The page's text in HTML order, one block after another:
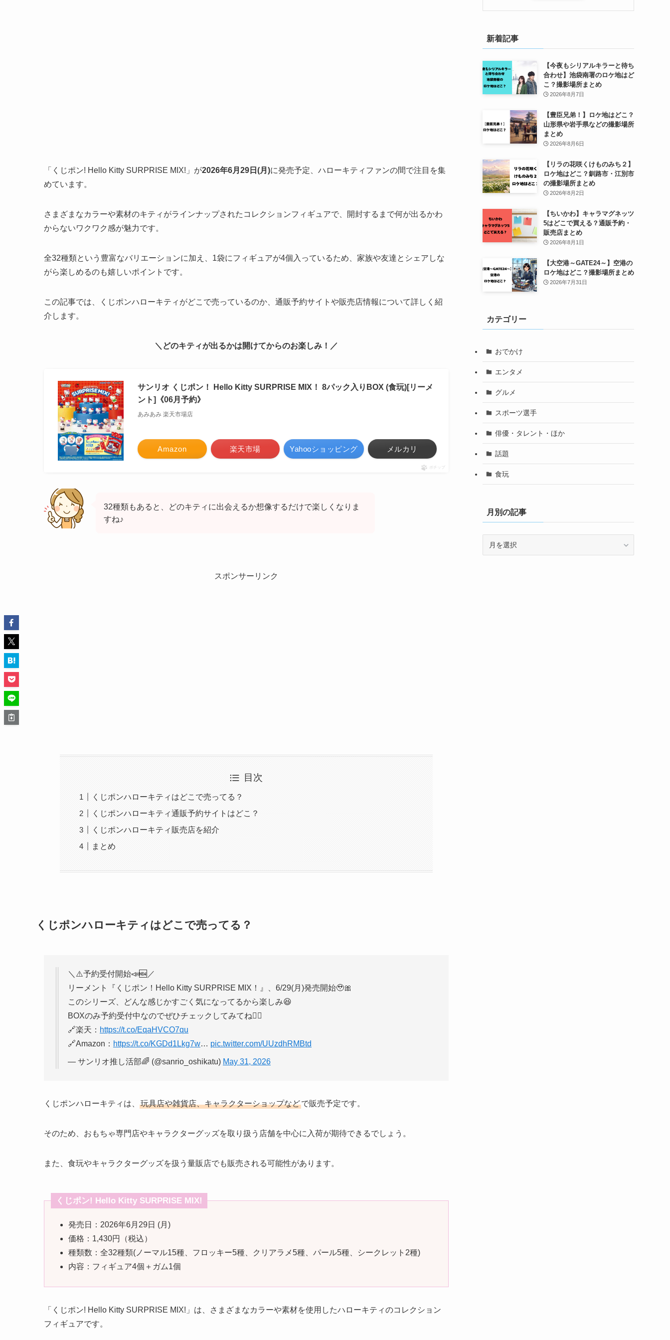
「くじポン! Hello Kitty SURPRISE MIX!」が2026年6月29日(月)に発売予定、ハローキティファンの間で注目を集
めています。
さまざまなカラーや素材のキティがラインナップされたコレクションフィギュアで、開封するまで何が出るかわ
からないワクワク感が魅力です。
全32種類という豊富なバリエーションに加え、1袋にフィギュアが4個入っているため、家族や友達とシェアしな
がら楽しめるのも嬉しいポイントです。
この記事では、くじポンハローキティがどこで売っているのか、通販予約サイトや販売店情報について詳しく紹
介します。
＼どのキティが出るかは開けてからのお楽しみ！／
サンリオ くじポン！ Hello Kitty SURPRISE MIX！ 8パック入りBOX (食玩)[リーメ
ント]《06月予約》
あみあみ 楽天市場店
Amazon 楽天市場 Yahooショッピング メルカリ
ポチップ
32種類もあると、どのキティに出会えるか想像するだけで楽しくなりま
すね♪
スポンサーリンク
目次
くじポンハローキティはどこで売ってる？
くじポンハローキティ通販予約サイトはどこ？
くじポンハローキティ販売店を紹介
まとめ
くじポンハローキティはどこで売ってる？
＼⚠️予約受付開始📣🆕／
リーメント『くじポン！Hello Kitty SURPRISE MIX！』、6/29(月)発売開始🥹🎀
このシリーズ、どんな感じかすごく気になってるから楽しみ😆
BOXのみ予約受付中なのでぜひチェックしてみてね🙆‍♀️
🔗楽天： https://t.co/EqaHVCO7qu
🔗Amazon： https://t.co/KGDd1Lkg7w… pic.twitter.com/UUzdhRMBtd
— サンリオ推し活部🌈 (@sanrio_oshikatu) May 31, 2026
くじポンハローキティは、 玩具店や雑貨店、キャラクターショップなどで販売予定です。
そのため、おもちゃ専門店やキャラクターグッズを取り扱う店舗を中心に入荷が期待できるでしょう。
また、食玩やキャラクターグッズを扱う量販店でも販売される可能性があります。
くじポン! Hello Kitty SURPRISE MIX!
発売日：2026年6月29日 (月)
価格：1,430円（税込）
種類数：全32種類(ノーマル15種、フロッキー5種、クリアラメ5種、パール5種、シークレット2種)
内容：フィギュア4個＋ガム1個
「くじポン! Hello Kitty SURPRISE MIX!」は、さまざまなカラーや素材を使用したハローキティのコレクション
フィギュアです。
新着記事
【今夜もシリアルキラーと待ち
合わせ】池袋南署のロケ地はど
こ？撮影場所まとめ
2026年8月7日
【豊臣兄弟！】ロケ地はどこ？
山形県や岩手県などの撮影場所
まとめ
2026年8月6日
【リラの花咲くけものみち２】
ロケ地はどこ？釧路市・江別市
の撮影場所まとめ
2026年8月2日
【ちいかわ】キャラマグネッツ
5はどこで買える？通販予約・
販売店まとめ
2026年8月1日
【大空港～GATE24～】空港の
ロケ地はどこ？撮影場所まとめ
2026年7月31日
カテゴリー
おでかけ
エンタメ
グルメ
スポーツ選手
俳優・タレント・ほか
話題
食玩
月別の記事